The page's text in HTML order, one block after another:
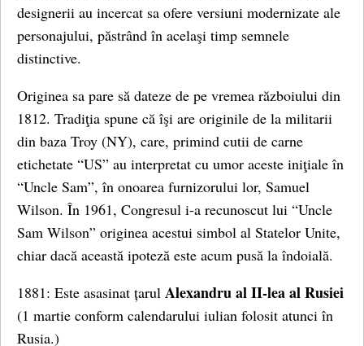
designerii au incercat sa ofere versiuni modernizate ale
personajului, păstrând în acelaşi timp semnele
distinctive.
Originea sa pare să dateze de pe vremea războiului din
1812. Tradiţia spune că îşi are originile de la militarii
din baza Troy (NY), care, primind cutii de carne
etichetate “US” au interpretat cu umor aceste iniţiale în
“Uncle Sam”, în onoarea furnizorului lor, Samuel
Wilson. În 1961, Congresul i-a recunoscut lui “Uncle
Sam Wilson” originea acestui simbol al Statelor Unite,
chiar dacă această ipoteză este acum pusă la îndoială.
1881: Este asasinat țarul Alexandru al II-lea al Rusiei
(1 martie conform calendarului iulian folosit atunci în
Rusia.)